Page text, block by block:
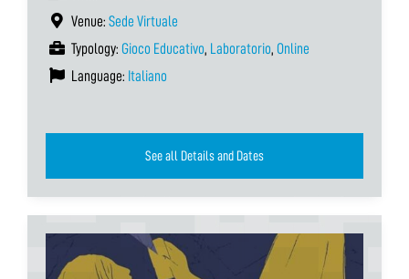
Venue: Sede Virtuale
Typology: Gioco Educativo, Laboratorio, Online
Language: Italiano
See all Details and Dates